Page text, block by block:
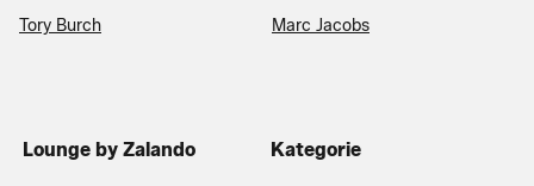
Tory Burch Marc Jacobs
Lounge by Zalando Kategorie